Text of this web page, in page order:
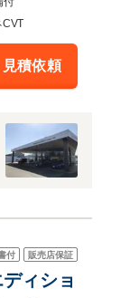
CVT
積依頼
付 販売店保証
ィショ